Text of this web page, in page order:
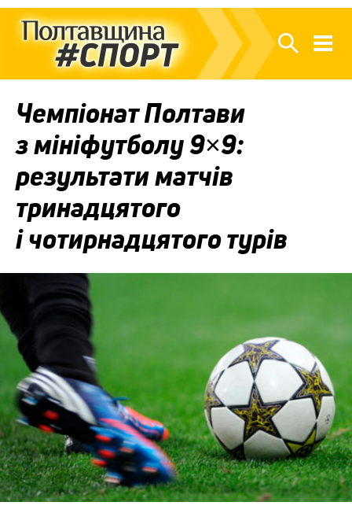
Чемпіонат Полтави
з мініфутболу 9×9:
результати матчів
тринадцятого
і чотирнадцятого турів